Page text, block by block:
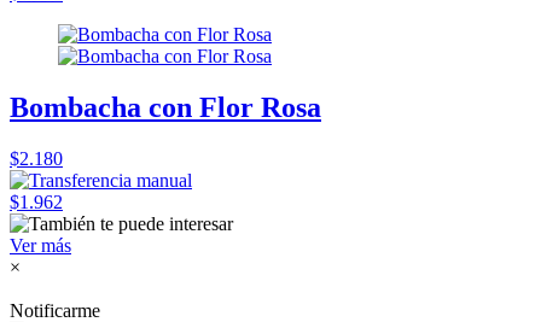
Bombacha con Flor Rosa
$2.180
$1.962
Ver más
×
Notificarme